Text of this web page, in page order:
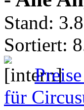
Stand:
Sortiert:
für